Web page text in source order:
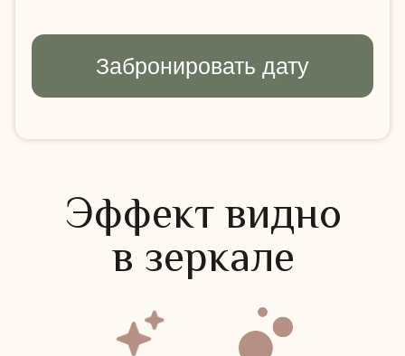
Эффект видно
в зеркале
Готовые программы
без сложного выбора